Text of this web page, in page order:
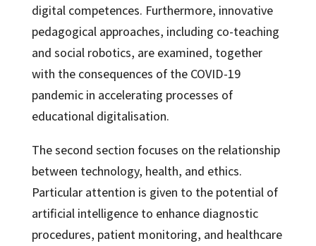
digital competences. Furthermore, innovative
pedagogical approaches, including co-teaching
and social robotics, are examined, together
with the consequences of the COVID-19
pandemic in accelerating processes of
educational digitalisation.
The second section focuses on the relationship
between technology, health, and ethics.
Particular attention is given to the potential of
artificial intelligence to enhance diagnostic
procedures, patient monitoring, and healthcare